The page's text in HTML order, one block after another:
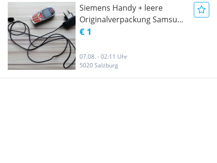
Siemens Handy + leere
Originalverpackung Samsung
ab 1€ Handys Telefon
S3 oder Leder Handyhülle
Handys
€ 1
07.08. - 02:11 Uhr
5020 Salzburg